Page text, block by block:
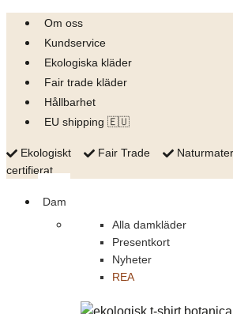
Skip
content
Om oss
Kundservice
Ekologiska kläder
Fair trade kläder
Hållbarhet
EU shipping 🇪🇺
Ekologiskt Fair Trade
certifierat
Dam
Alla damkläder
Presentkort
Nyheter
REA